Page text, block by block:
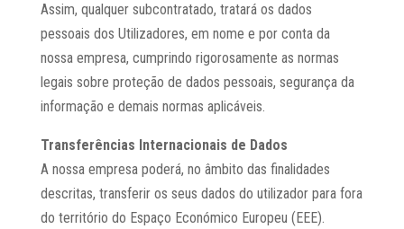
Assim, qualquer subcontratado, tratará os dados
pessoais dos Utilizadores, em nome e por conta da
nossa empresa, cumprindo rigorosamente as normas
legais sobre proteção de dados pessoais, segurança da
informação e demais normas aplicáveis.
Transferências Internacionais de Dados
A nossa empresa poderá, no âmbito das finalidades
descritas, transferir os seus dados do utilizador para fora
do território do Espaço Económico Europeu (EEE).